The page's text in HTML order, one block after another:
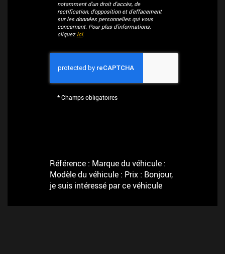
notamment d'un droit d'accès, de
rectification, d'opposition et d'effacement
sur les données personnelles qui vous
concernent. Pour plus d’informations,
cliquez ici.
*Champs obligatoires
Référence : Marque du véhicule :
Modèle du véhicule : Prix : Bonjour,
je suis intéressé par ce véhicule